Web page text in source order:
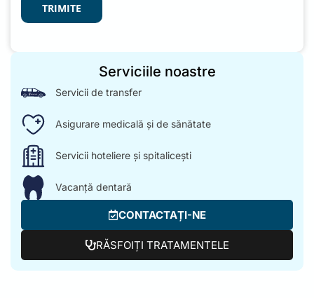
TRIMITE
Serviciile noastre
Servicii de transfer
Asigurare medicală și de sănătate
Servicii hoteliere și spitalicești
Vacanță dentară
CONTACTAȚI-NE
RĂSFOIȚI TRATAMENTELE